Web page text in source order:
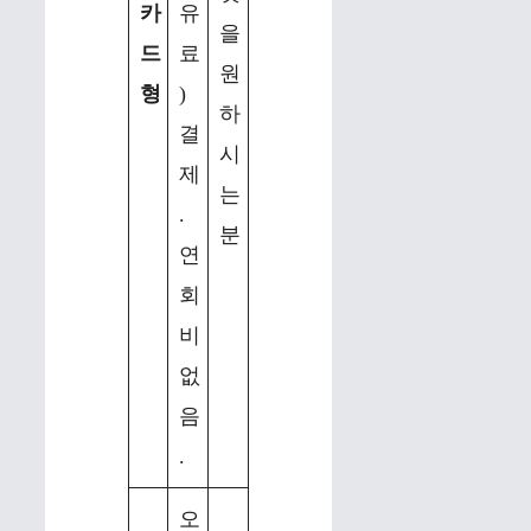
카
드
형
유
료
)
결
제
.
연
회
비
없
음
.
을
원
하
시
는
분
오